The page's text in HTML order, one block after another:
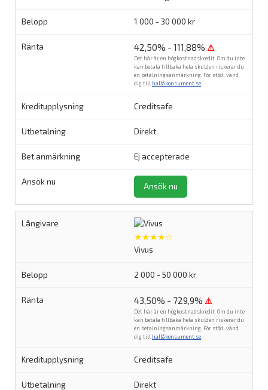
1 000 - 30 000 kr
42,50% - 111,88% ⚠
Det här är en högkostnadskredit. Om du inte
kan betala tillbaka hela skulden riskerar du
en betalningsanmärkning. För stöd, vänd
dig till hallåkonsument.se
Creditsafe
Direkt
Ej accepterade
Ansök nu
★★★★☆
Vivus
2 000 - 50 000 kr
43,50% - 729,9% ⚠
Det här är en högkostnadskredit. Om du inte
kan betala tillbaka hela skulden riskerar du
en betalningsanmärkning. För stöd, vänd
dig till hallåkonsument.se
Creditsafe
Direkt